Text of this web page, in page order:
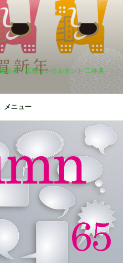
集者・広報コンサルタント 二神典
メニュー